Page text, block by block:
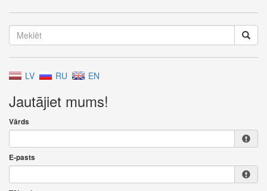
LV RU EN
Jautājiet mums!
Vārds
E-pasts